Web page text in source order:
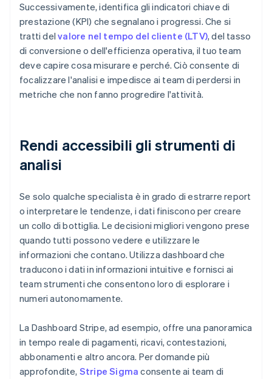
Successivamente, identifica gli indicatori chiave di
prestazione (KPI) che segnalano i progressi. Che si
tratti delvalore nel tempo del cliente (LTV), del tasso
di conversione o dell'efficienza operativa, il tuo team
deve capire cosa misurare e perché. Ciò consente di
focalizzare l'analisi e impedisce ai team di perdersi in
metriche che non fanno progredire l'attività.
Rendi accessibili gli strumenti di
analisi
Se solo qualche specialista è in grado di estrarre report
o interpretare le tendenze, i dati finiscono per creare
un collo di bottiglia. Le decisioni migliori vengono prese
quando tutti possono vedere e utilizzare le
informazioni che contano. Utilizza dashboard che
traducono i dati in informazioni intuitive e fornisci ai
team strumenti che consentono loro di esplorare i
numeri autonomamente.
La Dashboard Stripe, ad esempio, offre una panoramica
in tempo reale di pagamenti, ricavi, contestazioni,
abbonamenti e altro ancora. Per domande più
approfondite, Stripe Sigma consente ai team di